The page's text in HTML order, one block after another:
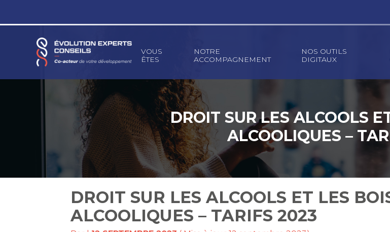
au
Principal
VOUS
ÊTES
NOTRE
ACCOMPAGNEMENT
NOS OUTILS
DIGITAUX
DROIT SUR LES ALCOOLS
ALCOOLIQUES –
DROIT SUR LES ALCOOLS ET LES
ALCOOLIQUES – TARIFS 2023